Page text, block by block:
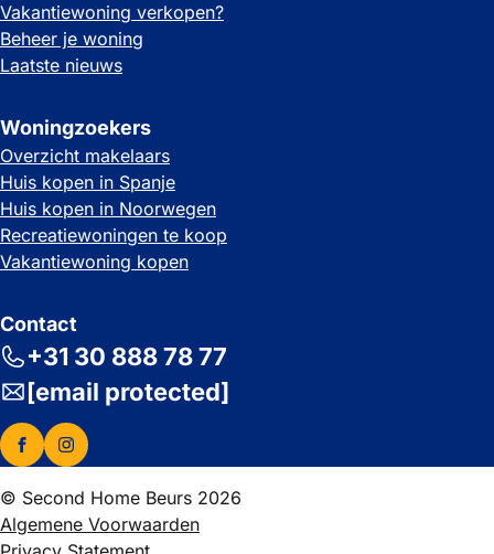
Vakantiewoning verkopen?
Beheer je woning
Laatste nieuws
Woningzoekers
Overzicht makelaars
Huis kopen in Spanje
Huis kopen in Noorwegen
Recreatiewoningen te koop
Vakantiewoning kopen
Contact
+31 30 888 78 77
[email protected]
© Second Home Beurs 2026
Algemene Voorwaarden